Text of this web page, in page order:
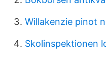
Willakenzie pinot
Skolinspektionen